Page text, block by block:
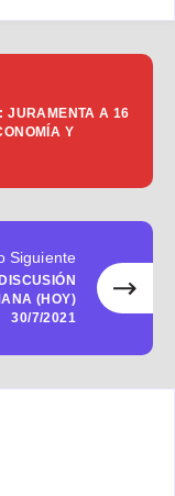
JURAMENTA A 16
Y
Siguiente
(HOY)
30/7/2021